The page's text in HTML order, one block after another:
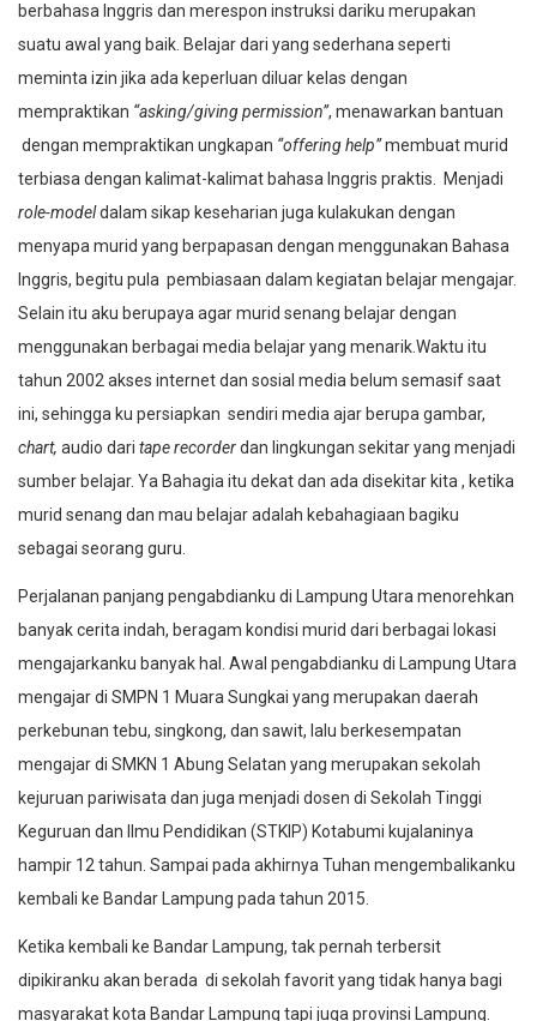
berbahasa Inggris dan merespon instruksi dariku merupakan
suatu awal yang baik. Belajar dari yang sederhana seperti
meminta izin jika ada keperluan diluar kelas dengan
mempraktikan “asking/giving permission”, menawarkan bantuan
dengan mempraktikan ungkapan “offering help”membuat murid
terbiasa dengan kalimat-kalimat bahasa Inggris praktis. Menjadi
role-modeldalam sikap keseharian juga kulakukan dengan
menyapa murid yang berpapasan dengan menggunakan Bahasa
Inggris, begitu pula pembiasaan dalam kegiatan belajar mengajar.
Selain itu aku berupaya agar murid senang belajar dengan
menggunakan berbagai media belajar yang menarik.Waktu itu
tahun 2002 akses internet dan sosial media belum semasif saat
ini, sehingga ku persiapkan sendiri media ajar berupa gambar,
chart, audio dari tape recorderdan lingkungan sekitar yang menjadi
sumber belajar. Ya Bahagia itu dekat dan ada disekitar kita , ketika
murid senang dan mau belajar adalah kebahagiaan bagiku
sebagai seorang guru.
Perjalanan panjang pengabdianku di Lampung Utara menorehkan
banyak cerita indah, beragam kondisi murid dari berbagai lokasi
mengajarkanku banyak hal. Awal pengabdianku di Lampung Utara
mengajar di SMPN 1 Muara Sungkai yang merupakan daerah
perkebunan tebu, singkong, dan sawit, lalu berkesempatan
mengajar di SMKN 1 Abung Selatan yang merupakan sekolah
kejuruan pariwisata dan juga menjadi dosen di Sekolah Tinggi
Keguruan dan Ilmu Pendidikan (STKIP) Kotabumi kujalaninya
hampir 12 tahun. Sampai pada akhirnya Tuhan mengembalikanku
kembali ke Bandar Lampung pada tahun 2015.
Ketika kembali ke Bandar Lampung, tak pernah terbersit
dipikiranku akan berada di sekolah favorit yang tidak hanya bagi
masyarakat kota Bandar Lampung tapi juga provinsi Lampung.